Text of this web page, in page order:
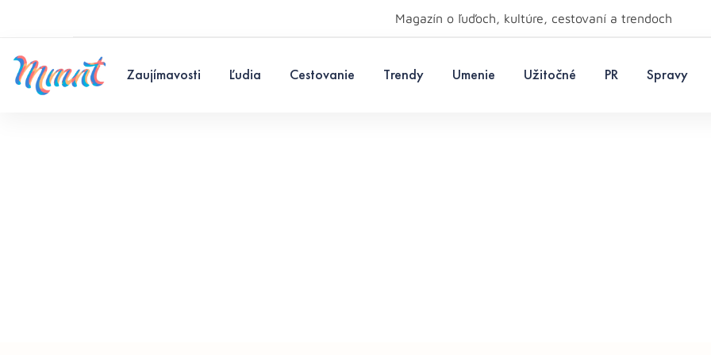
Magazín o ľuďoch, kultúre, cestovaní a trendoch
Zaujímavosti Ľudia Cestovanie Trendy Umenie Užitočné PR Spravy